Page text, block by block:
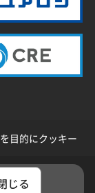
目的にクッキー
じる